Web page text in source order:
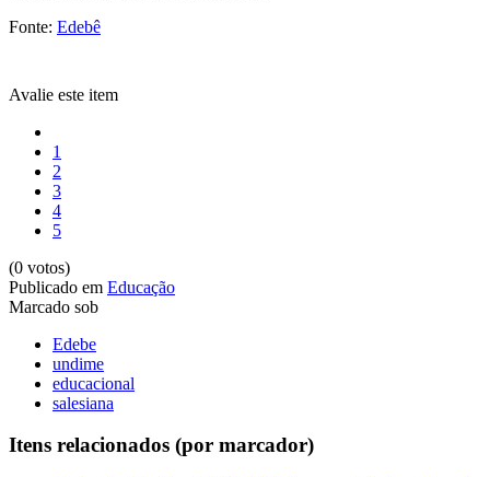
Fonte: Edebê
Avalie este item
1
2
3
4
5
(0 votos)
Publicado em Educação
Marcado sob
Edebe
undime
educacional
salesiana
Itens relacionados (por marcador)